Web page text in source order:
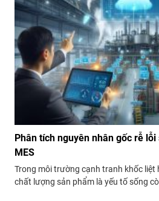
Phân tích nguyên nhân gốc rễ
MES
Trong môi trường cạnh tranh khốc liệt
chất lượng sản phẩm là yếu tố sống